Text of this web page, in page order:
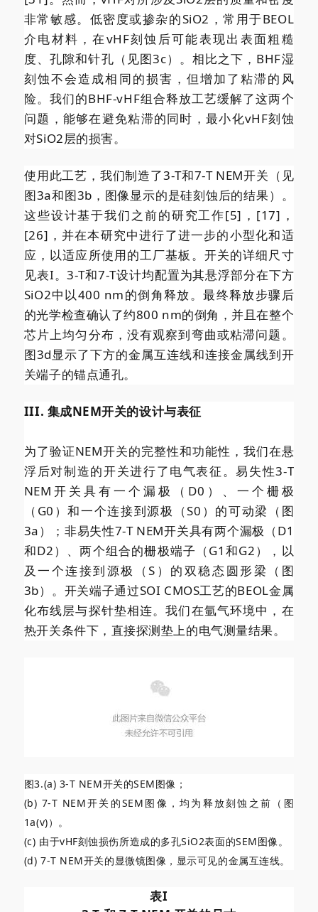
非常敏感。低密度或掺杂的SiO2，常用于BEOL
介电材料，在vHF刻蚀后可能表现出表面粗糙
度、孔隙和针孔（见图3c）。相比之下，BHF湿
刻蚀不会造成相同的损害，但增加了粘滞的风
险。我们的BHF-vHF组合释放工艺缓解了这两个
问题，能够在避免粘滞的同时，最小化vHF刻蚀
对SiO2层的损害。
使用此工艺，我们制造了3-T和7-T NEM开关（见
图3a和图3b，图像显示的是硅刻蚀后的结果）。
这些设计基于我们之前的研究工作[5]，[17]，
[26]，并在本研究中进行了进一步的小型化和适
应，以适应所使用的工厂基板。开关的详细尺寸
见表I。3-T和7-T设计均配置为其悬浮部分在下方
SiO2中以400 nm的倒角释放。最终释放步骤后
的光学检查确认了约800 nm的倒角，并且在整个
芯片上均匀分布，没有观察到弯曲或粘滞问题。
图3d显示了下方的金属互连线和连接金属线到开
关端子的锚点通孔。
III. 集成NEM开关的设计与表征
为了验证NEM开关的完整性和功能性，我们在悬
浮后对制造的开关进行了电气表征。易失性3-T
NEM开关具有一个漏极（D0）、一个栅极
（G0）和一个连接到源极（S0）的可动梁（图
3a）；非易失性7-T NEM开关具有两个漏极（D1
和D2）、两个组合的栅极端子（G1和G2），以
及一个连接到源极（S）的双稳态圆形梁（图
3b）。开关端子通过SOI CMOS工艺的BEOL金属
化布线层与探针垫相连。我们在氩气环境中，在
热开关条件下，直接探测垫上的电气测量结果。
图3.(a) 3-T NEM开关的SEM图像；
(b) 7-T NEM开关的SEM图像，均为释放刻蚀之前（图
1a(v)）。
(c) 由于vHF刻蚀损伤所造成的多孔SiO2表面的SEM图像。
(d) 7-T NEM开关的显微镜图像，显示可见的金属互连线。
表I